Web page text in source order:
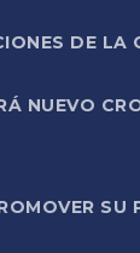
DE
NUEVO
SU